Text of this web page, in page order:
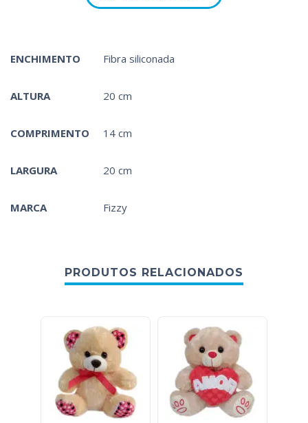
ENCHIMENTO Fibra siliconada
ALTURA 20 cm
COMPRIMENTO 14 cm
LARGURA 20 cm
MARCA Fizzy
PRODUTOS RELACIONADOS